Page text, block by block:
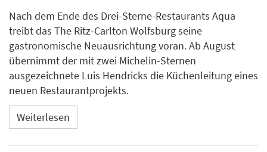
Nach dem Ende des Drei-Sterne-Restaurants Aqua
treibt das The Ritz-Carlton Wolfsburg seine
gastronomische Neuausrichtung voran. Ab August
übernimmt der mit zwei Michelin-Sternen
ausgezeichnete Luis Hendricks die Küchenleitung eines
neuen Restaurantprojekts.
Weiterlesen